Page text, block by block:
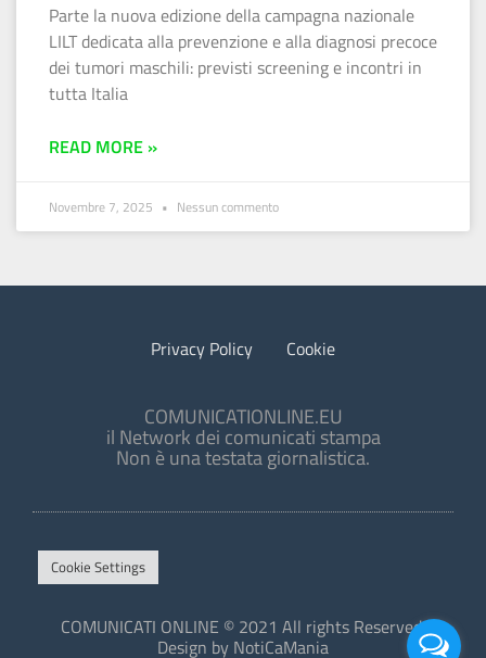
Parte la nuova edizione della campagna nazionale
LILT dedicata alla prevenzione e alla diagnosi precoce
dei tumori maschili: previsti screening e incontri in
tutta Italia
READ MORE »
Novembre 7, 2025 Nessun commento
Privacy Policy Cookie
COMUNICATIONLINE.EU
il Network dei comunicati stampa
Non è una testata giornalistica.
Cookie Settings
COMUNICATI ONLINE © 2021 All rights Reserved.
Design by NotiCaMania